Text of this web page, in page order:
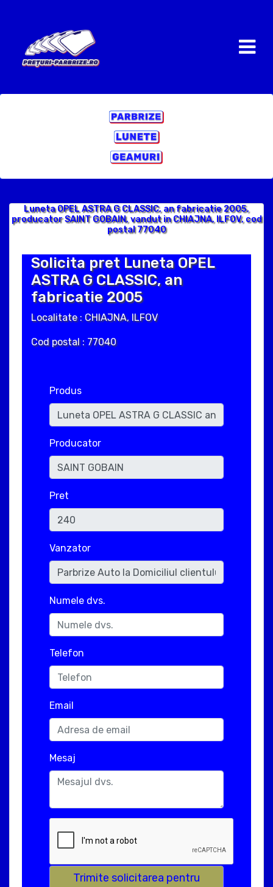
Luneta OPEL ASTRA G CLASSIC, an fabricatie 2005,
producator SAINT GOBAIN, vandut in CHIAJNA, ILFOV, cod
postal 77040
Solicita pret Luneta OPEL
ASTRA G CLASSIC, an
fabricatie 2005
Localitate : CHIAJNA, ILFOV
Cod postal : 77040
Produs
Producator
Pret
Vanzator
Numele dvs.
Telefon
Email
Mesaj
Trimite solicitarea pentru